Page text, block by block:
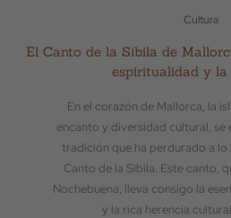
Cultura
El Canto de la Sibila de
espiritualidad y
En el corazón de Mallorca, la
encanto y diversidad cultural, se
tradición que ha perdurado a lo
Canto de la Sibila. Este canto,
Nochebuena, lleva consigo la
y la rica herencia